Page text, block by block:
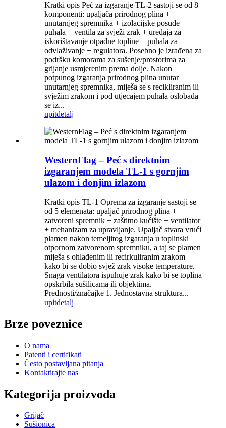
Kratki opis Peć za izgaranje TL-2 sastoji se od 8
komponenti: upaljača prirodnog plina +
unutarnjeg spremnika + izolacijske posude +
puhala + ventila za svježi zrak + uređaja za
iskorištavanje otpadne topline + puhala za
odvlaživanje + regulatora. Posebno je izrađena za
podršku komorama za sušenje/prostorima za
grijanje usmjerenim prema dolje. Nakon
potpunog izgaranja prirodnog plina unutar
unutarnjeg spremnika, miješa se s recikliranim ili
svježim zrakom i pod utjecajem puhala oslobađa
se iz...
upitdetalj
WesternFlag – Peć s direktnim
izgaranjem modela TL-1 s gornjim
ulazom i donjim izlazom
Kratki opis TL-1 Oprema za izgaranje sastoji se
od 5 elemenata: upaljač prirodnog plina +
zatvoreni spremnik + zaštitno kućište + ventilator
+ mehanizam za upravljanje. Upaljač stvara vrući
plamen nakon temeljitog izgaranja u toplinski
otpornom zatvorenom spremniku, a taj se plamen
miješa s ohlađenim ili recirkuliranim zrakom
kako bi se dobio svjež zrak visoke temperature.
Snaga ventilatora ispuhuje zrak kako bi se toplina
opskrbila sušilicama ili objektima.
Prednosti/značajke 1. Jednostavna struktura...
upitdetalj
Brze poveznice
O nama
Patenti i certifikati
Često postavljana pitanja
Kontaktirajte nas
Kategorija proizvoda
Grijač
Sušionica